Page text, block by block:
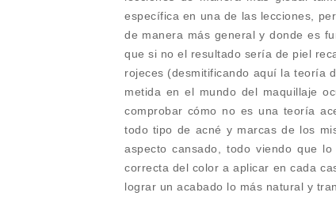
específica en una de las lecciones,
de manera más general y donde es
que si no el resultado sería de piel
rojeces (desmitificando aquí la teoría
metida en el mundo del maquillaje
comprobar cómo no es una teoría
todo tipo de acné y marcas de los
aspecto cansado, todo viendo que
correcta del color a aplicar en cada
lograr un acabado lo más natural y